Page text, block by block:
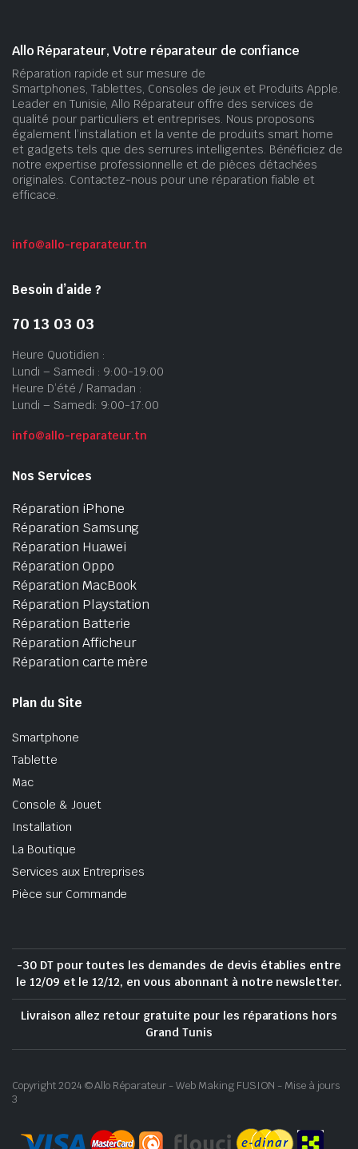
Allo Réparateur, Votre réparateur de confiance
Réparation rapide et sur mesure de
Smartphones, Tablettes, Consoles de jeux et Produits Apple.
Leader en Tunisie, Allo Réparateur offre des services de
qualité pour particuliers et entreprises. Nous proposons
également l’installation et la vente de produits smart home
et gadgets tels que des serrures intelligentes. Bénéficiez de
notre expertise professionnelle et de pièces détachées
originales. Contactez-nous pour une réparation fiable et
efficace.
info@allo-reparateur.tn
Besoin d’aide ?
70 13 03 03
Heure Quotidien :
Lundi – Samedi : 9:00-19:00
Heure D’été / Ramadan :
Lundi – Samedi: 9:00-17:00
info@allo-reparateur.tn
Nos Services
Réparation iPhone
Réparation Samsung
Réparation Huawei
Réparation Oppo
Réparation MacBook
Réparation Playstation
Réparation Batterie
Réparation Afficheur
Réparation carte mère
Plan du Site
Smartphone
Tablette
Mac
Console & Jouet
Installation
La Boutique
Services aux Entreprises
Pièce sur Commande
-30 DT pour toutes les demandes de devis établies entre
le 12/09 et le 12/12, en vous abonnant à notre newsletter.
Livraison allez retour gratuite pour les réparations hors
Grand Tunis
Copyright 2024 © Allo Réparateur - Web Making FUSION - Mise à jours
3